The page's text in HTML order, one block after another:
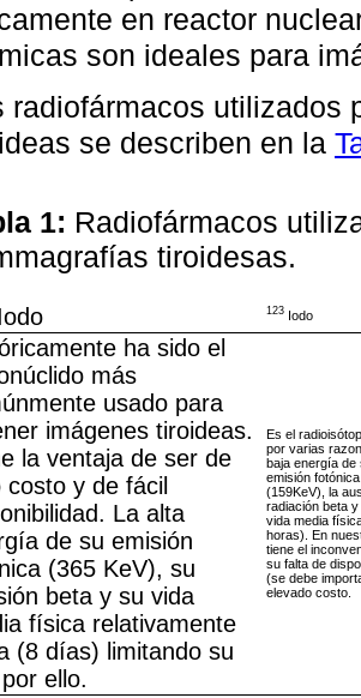
en reactor
son ideales para
radiofármacos utilizados
se describen en la
1: Radiofármacos
tiroidesas.
123 Iodo
ha sido el
más
usado para
imágenes tiroideas.
la ventaja de ser de
costo y de fácil
La alta
de su emisión
(365 KeV), su
beta y su vida
física relativamente
(8 días) limitando su
ello.
Es el
por varias
baja energía de
emisión fotónica
(159KeV), la
radiación beta
vida media
horas). En
tiene el
su falta de
(se debe
elevado costo.